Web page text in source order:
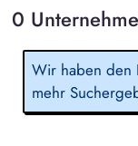
0
Wir haben den
mehr